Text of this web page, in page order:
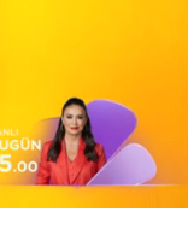
Oynatma